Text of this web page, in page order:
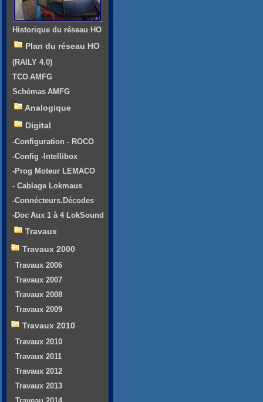
Historique du réseau HO
Plan du réseau HO
(RAILY 4.0)
TCO AMFG
Schémas AMFG
Analogique
Digital
-Configuration - ROCO
-Config -Intellibox
-Prog Moteur LEMACO
- Cablage Lokmaus
-Connécteurs.Décodes
-Doc Aux 1 à 4 LokSound
Travaux
Travaux 2000
Travaux 2006
Travaux 2007
Travaux 2008
Travaux 2009
Travaux 2010
Travaux 2010
Travaux 2011
Travaux 2012
Travaux 2013